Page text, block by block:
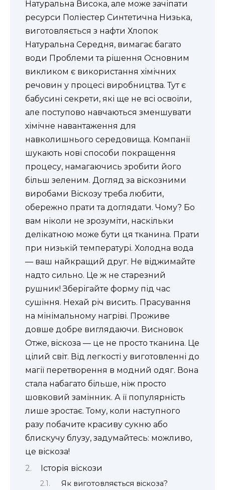
Натуральна Висока, але може зачіпати
ресурси Поліестер Синтетична Низька,
виготовляється з нафти Хлопок
Натуральна Середня, вимагає багато
води Проблеми та рішення Основним
викликом є використання хімічних
речовин у процесі виробництва. Тут є
бабусині секрети, які ще не всі освоїли,
але поступово навчаються зменшувати
хімічне навантаження для
навколишнього середовища. Компанії
шукають нові способи покращення
процесу, намагаючись зробити його
більш зеленим. Догляд за віскозними
виробами Віскозу треба любити,
обережно прати та доглядати. Чому? Бо
вам ніколи не зрозуміти, наскільки
делікатною може бути ця тканина. Прати
при низькій температурі. Холодна вода
— ваш найкращий друг. Не віджимайте
надто сильно. Це ж не старезний
рушник! Зберігайте форму під час
сушіння. Нехай річ висить. Прасування
на мінімальному нагріві. Проживе
довше добре виглядаючи. Висновок
Отже, віскоза — це не просто тканина. Це
цілий світ. Від легкості у виготовленні до
магії перетворення в модний одяг. Вона
стала набагато більше, ніж просто
шовковий замінник. А її популярність
лише зростає. Тому, коли наступного
разу побачите красиву сукню або
блискучу блузу, задумайтесь: можливо,
це віскоза!
Історія віскози
Як виготовляється віскоза?